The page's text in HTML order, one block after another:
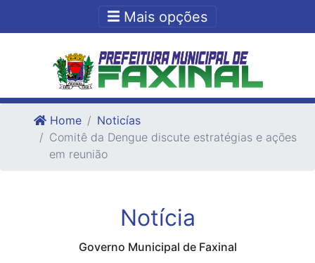
Ir para o fim do conteudo
Mais opções
Home
Noticías
Comitê da Dengue discute estratégias e ações
em reunião
Notícia
Governo Municipal de Faxinal